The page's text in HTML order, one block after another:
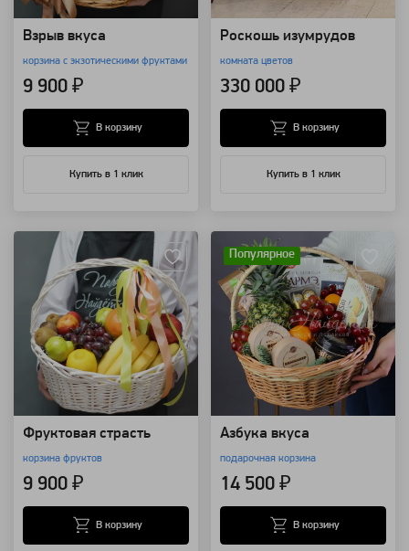
Взрыв вкуса
корзина с экзотическими фруктами
9 900 ₽
Купить в 1 клик
В корзину
Роскошь изумрудов
комната цветов
330 000 ₽
Купить в 1 клик
В корзину
Фруктовая страсть
корзина фруктов
9 900 ₽
В корзину
Популярное
Азбука вкуса
подарочная корзина
14 500 ₽
В корзину